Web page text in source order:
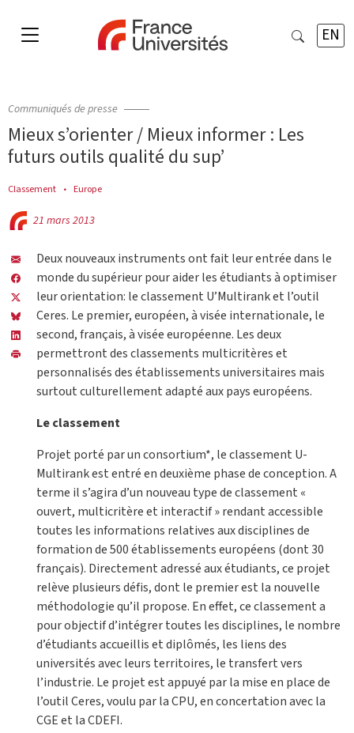
EN
Communiqués de presse
Mieux s’orienter / Mieux informer : Les
futurs outils qualité du sup’
Classement Europe
21 mars 2013
Deux nouveaux instruments ont fait leur entrée dans le
monde du supérieur pour aider les étudiants à optimiser
leur orientation: le classement U’Multirank et l’outil
Ceres. Le premier, européen, à visée internationale, le
second, français, à visée européenne. Les deux
permettront des classements multicritères et
personnalisés des établissements universitaires mais
surtout culturellement adapté aux pays européens.
Le classement
Projet porté par un consortium*, le classement U-
Multirank est entré en deuxième phase de conception. A
terme il s’agira d’un nouveau type de classement «
ouvert, multicritère et interactif » rendant accessible
toutes les informations relatives aux disciplines de
formation de 500 établissements européens (dont 30
français). Directement adressé aux étudiants, ce projet
relève plusieurs défis, dont le premier est la nouvelle
méthodologie qu’il propose. En effet, ce classement a
pour objectif d’intégrer toutes les disciplines, le nombre
d’étudiants accueillis et diplômés, les liens des
universités avec leurs territoires, le transfert vers
l’industrie. Le projet est appuyé par la mise en place de
l’outil Ceres, voulu par la CPU, en concertation avec la
CGE et la CDEFI.